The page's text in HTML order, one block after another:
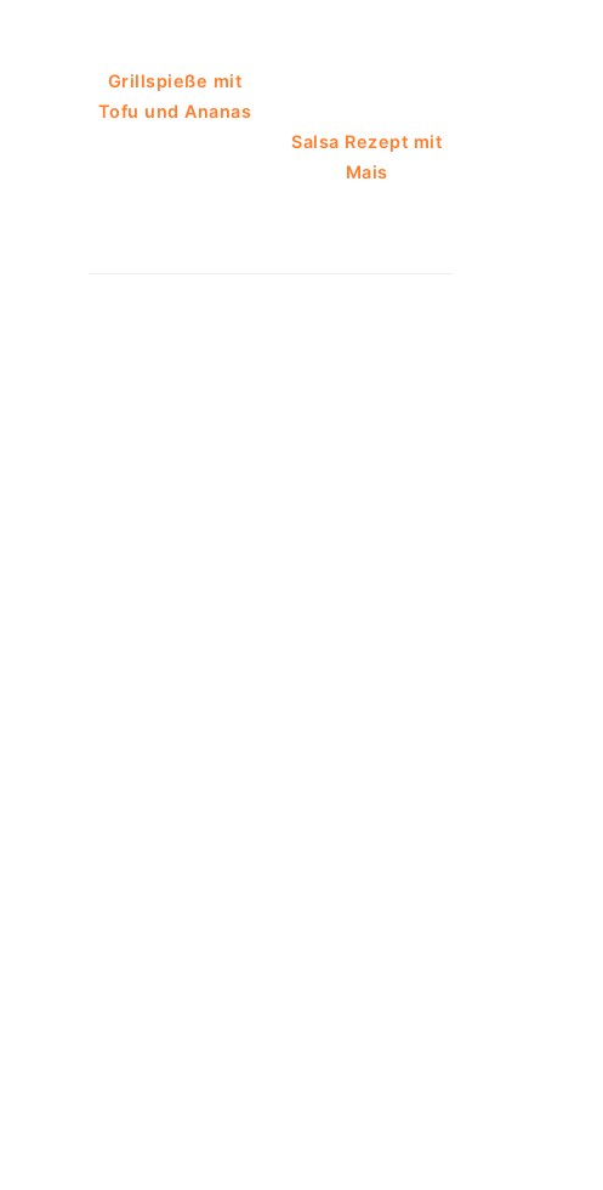
Grillspieße mit
Tofu und Ananas
Salsa Rezept mit
Mais